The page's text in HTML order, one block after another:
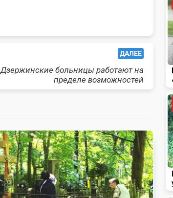
ДАЛЕЕ
Дзержинские больницы работают на
пределе возможностей